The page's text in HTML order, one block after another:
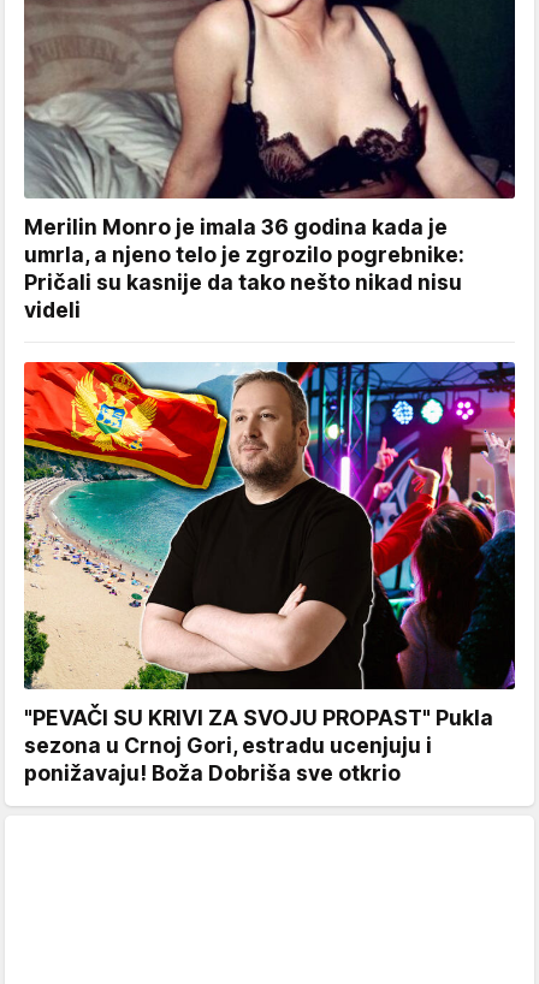
Merilin Monro je imala 36 godina kada je
umrla, a njeno telo je zgrozilo pogrebnike:
Pričali su kasnije da tako nešto nikad nisu
videli
"PEVAČI SU KRIVI ZA SVOJU PROPAST" Pukla
sezona u Crnoj Gori, estradu ucenjuju i
ponižavaju! Boža Dobriša sve otkrio